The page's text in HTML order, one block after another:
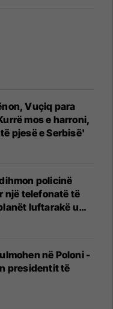
Vuçiq para
mos e harroni,
pjesë e Serbisë'
policinë
një telefonatë të
luftarakë u
për të
në Poloni -
presidentit të